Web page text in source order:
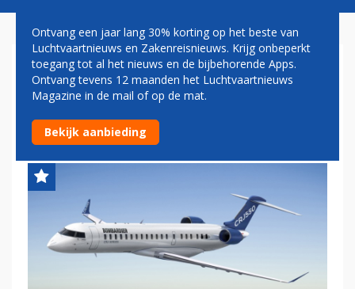
BOMBARDIER: NOG MAAR 30
COMMERCIËLE VLIEGTUIGEN
DIT JAAR
Ontvang een jaar lang 30% korting op het beste van
Luchtvaartnieuws en Zakenreisnieuws. Krijg onbeperkt
toegang tot al het nieuws en de bijbehorende Apps.
Ontvang tevens 12 maanden het Luchtvaartnieuws
Magazine in de mail of op de mat.
Bekijk aanbieding